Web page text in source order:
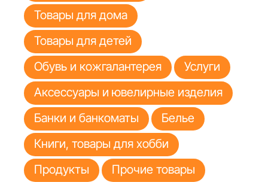
Товары для дома
Товары для детей
Обувь и кожгалантерея
Услуги
Аксессуары и ювелирные изделия
Банки и банкоматы
Белье
Книги, товары для хобби
Продукты
Прочие товары